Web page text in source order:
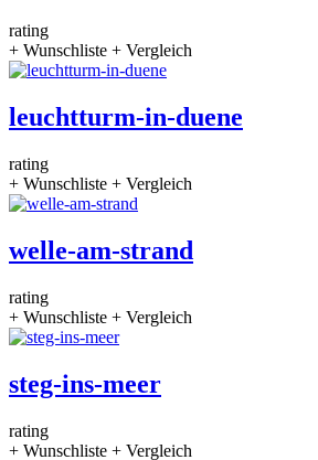
rating
+ Wunschliste + Vergleich
leuchtturm-in-duene
rating
+ Wunschliste + Vergleich
welle-am-strand
rating
+ Wunschliste + Vergleich
steg-ins-meer
rating
+ Wunschliste + Vergleich